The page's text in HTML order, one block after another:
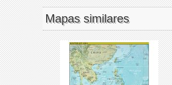
Mapas similares